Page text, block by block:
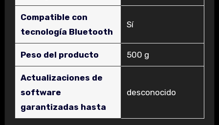
Compatible con
tecnología Bluetooth
‎Sí
Peso del producto ‎500 g
Actualizaciones de
software
garantizadas hasta
‎desconocido